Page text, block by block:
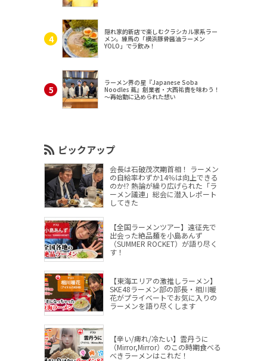
隠れ家的新店で楽しむクラシカル家系ラー
メン。練馬の「横浜豚骨醤油ラーメン
YOLO」でラ飲み！
ラーメン界の星『Japanese Soba
Noodles 蔦』創業者・大西祐貴を味わう！
～再始動に込められた想い
ピックアップ
会長は石破茂次期首相！ ラーメン
の自給率わずか14％は向上できる
のか!? 熱論が繰り広げられた「ラ
ーメン議連」総会に潜入レポート
してきた
【全国ラーメンツアー】遠征先で
出会った絶品麺を小島あんず
（SUMMER ROCKET）が語り尽く
す！
【東海エリアの激推しラーメン】
SKE48ラーメン部の部長・相川暖
花がプライベートでお気に入りの
ラーメンを語り尽くします
【辛い/痺れ/冷たい】雲丹うに
（Mirror,Mirror）のこの時期食べる
べきラーメンはこれだ！